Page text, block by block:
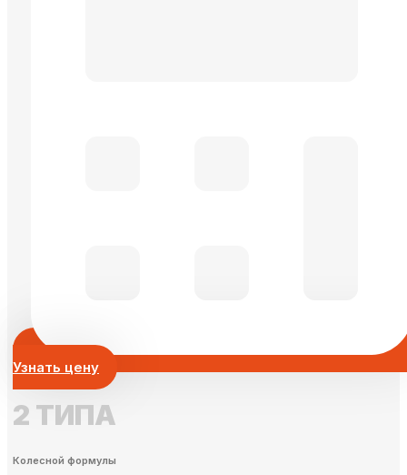
Узнать цену
2 ТИПА
Колесной формулы